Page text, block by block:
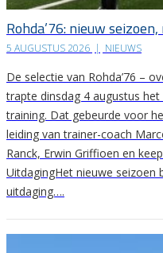
Rohda’76: nieuw
5 AUGUSTUS 2026 | NIEUWS
De selectie van Rohda’76 –
trapte dinsdag 4 augustus
training. Dat gebeurde voor
leiding van trainer-coach
Ranck, Erwin Griffioen en
UitdagingHet nieuwe seizoen
uitdaging….